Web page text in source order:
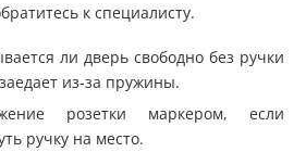
к специалисту.
ли дверь свободно без ручки
из-за пружины.
розетки маркером, если
ручку на место.